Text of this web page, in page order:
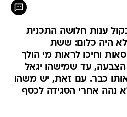
ענות חלושה התכנית
לא היה כלום: ששת
וחיכו לראות מי הולך
עד שמישהו יגאל
כבר. עם זאת, יש משהו
נהה אחרי הסגידה לכסף